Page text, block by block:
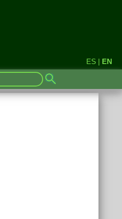
ES | EN